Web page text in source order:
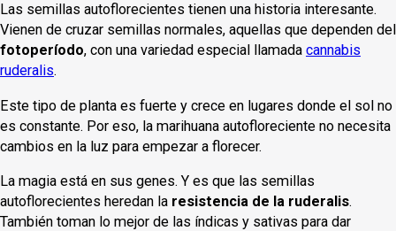
Las semillas autoflorecientes tienen una historia interesante.
Vienen de cruzar semillas normales, aquellas que dependen del
fotoperíodo, con una variedad especial llamada cannabis
ruderalis.
Este tipo de planta es fuerte y crece en lugares donde el sol no
es constante. Por eso, la marihuana autofloreciente no necesita
cambios en la luz para empezar a florecer.
La magia está en sus genes. Y es que las semillas
autoflorecientes heredan la resistencia de la ruderalis.
También toman lo mejor de las índicas y sativas para dar